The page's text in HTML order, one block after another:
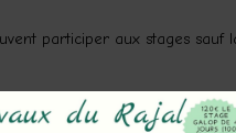
participer aux stages sauf